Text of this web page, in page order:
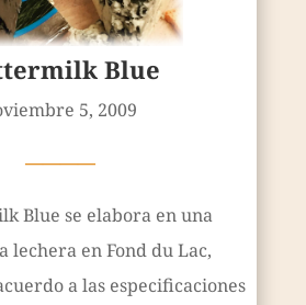
Blue
5, 2009
————
Blue se elabora en una
lechera en Fond du Lac,
a las especificaciones